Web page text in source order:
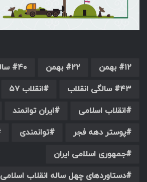
۱۲ بهمن ۲۲ بهمن
۴۰ سالگی انقلاب
۴۳ سالگی انقلاب
انقلاب ۵۷
انقلاب اسلامی
ایران توانمند
پوستر دهه فجر
توانمندی
جمهوری اسلامی ایران
دستاوردهای چهل ساله انقلاب اسلامی